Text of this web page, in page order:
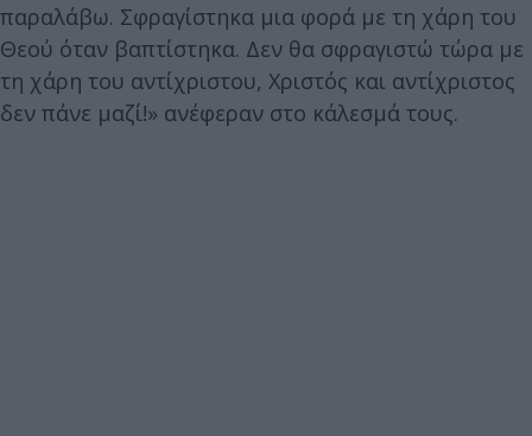
παραλάβω. Σφραγίστηκα μια φορά με τη χάρη του
Θεού όταν βαπτίστηκα. Δεν θα σφραγιστώ τώρα με
τη χάρη του αντίχριστου, Χριστός και αντίχριστος
δεν πάνε μαζί!» ανέφεραν στο κάλεσμά τους.